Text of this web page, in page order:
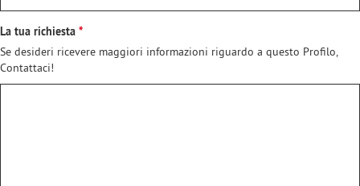
La tua richiesta
Se desideri ricevere maggiori informazioni riguardo a questo Profilo,
Contattaci!